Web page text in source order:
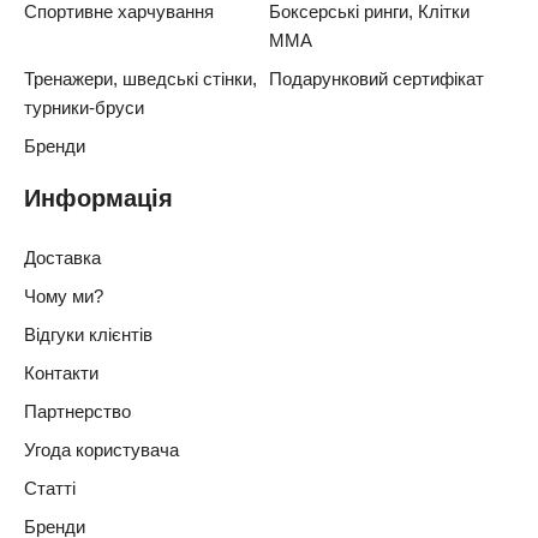
Спортивне харчування
Боксерські ринги, Клітки
ММА
Тренажери, шведські стінки,
турники-бруси
Подарунковий сертифікат
Бренди
Информація
Доставка
Чому ми?
Відгуки клієнтів
Контакти
Партнерство
Угода користувача
Статті
Бренди